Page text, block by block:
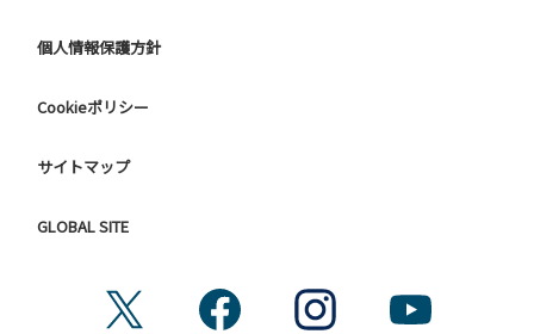
個人情報保護方針
Cookieポリシー
サイトマップ
GLOBAL SITE